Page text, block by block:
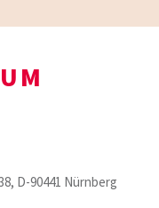
D-90441 Nürnberg